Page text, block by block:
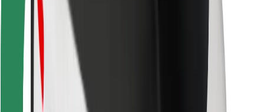
Podrška
Za korisnike
Za vozače
Za dostavljače
Bolt Food